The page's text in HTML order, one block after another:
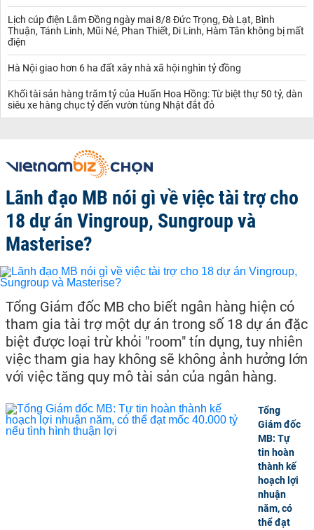
Lịch cúp điện Lâm Đồng ngày mai 8/8 Đức Trọng, Đà Lạt, Bình
Thuận, Tánh Linh, Mũi Né, Phan Thiết, Di Linh, Hàm Tân không bị mất
điện
Hà Nội giao hơn 6 ha đất xây nhà xã hội nghìn tỷ đồng
Khối tài sản hàng trăm tỷ của Huấn Hoa Hồng: Từ biệt thự 50 tỷ, dàn
siêu xe hàng chục tỷ đến vườn tùng Nhật đắt đỏ
Lãnh đạo MB nói gì về việc tài trợ cho
18 dự án Vingroup, Sungroup và
Masterise?
Tổng Giám đốc MB cho biết ngân hàng hiện có
tham gia tài trợ một dự án trong số 18 dự án đặc
biệt được loại trừ khỏi "room" tín dụng, tuy nhiên
việc tham gia hay không sẽ không ảnh hưởng lớn
với việc tăng quy mô tài sản của ngân hàng.
Tổng
Giám đốc
MB: Tự
tin hoàn
thành kế
hoạch lợi
nhuận
năm, có
thể đạt